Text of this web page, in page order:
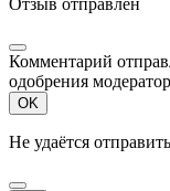
Комментарий
одобрения
OK
Не удаётся